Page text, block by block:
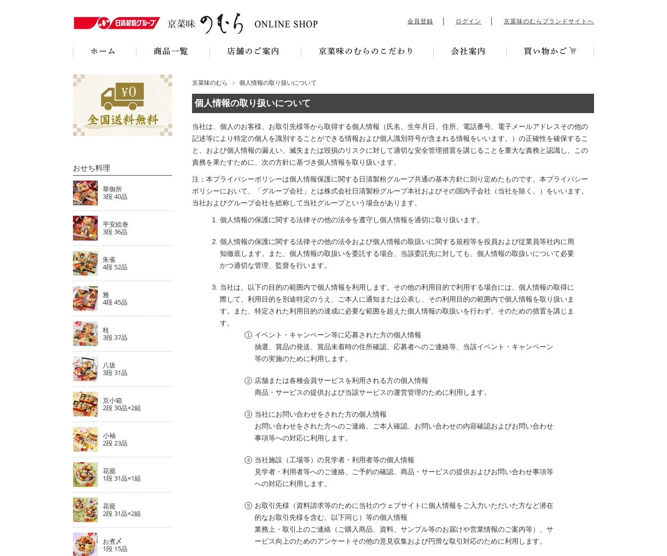
会員登録 ログイン 京菜味のむらブランドサイトへ
京菜味のむら 個人情報の取り扱いについて
個人情報の取り扱いについて
当社は、個人のお客様、お取引先様等から取得する個人情報（氏名、生年月日、住所、電話番号、電子メールアドレスその他の
記述等により特定の個人を識別することができる情報および個人識別符号が含まれる情報をいいます。）の正確性を確保するこ
と、および個人情報の漏えい、滅失または毀損のリスクに対して適切な安全管理措置を講じることを重大な責務と認識し、この
責務を果たすために、次の方針に基づき個人情報を取り扱います。
注：本プライバシーポリシーは個人情報保護に関する日清製粉グループ共通の基本方針に則り定めたものです。本プライバシー
ポリシーにおいて、「グループ会社」とは株式会社日清製粉グループ本社およびその国内子会社（当社を除く。）をいいます。
当社およびグループ会社を総称して当社グループという場合があります。
個人情報の保護に関する法律その他の法令を遵守し個人情報を適切に取り扱います。
個人情報の保護に関する法律その他の法令および個人情報の取扱いに関する規程等を役員および従業員等社内に周
知徹底します。また、個人情報の取扱いを委託する場合、当該委託先に対しても、個人情報の取扱いについて必要
かつ適切な管理、監督を行います。
当社は、以下の目的の範囲内で個人情報を利用します。その他の利用目的で利用する場合には、個人情報の取得に
際して、利用目的を別途特定のうえ、ご本人に通知または公表し、その利用目的の範囲内で個人情報を取り扱いま
す。また、特定された利用目的の達成に必要な範囲を超えた個人情報の取扱いを行わず、そのための措置を講じま
す。
イベント・キャンペーン等に応募された方の個人情報
抽選、賞品の発送、賞品未着時の住所確認、応募者へのご連絡等、当該イベント・キャンペーン
等の実施のために利用します。
店舗または各種会員サービスを利用される方の個人情報
商品・サービスの提供および当該サービスの運営管理のために利用します。
当社にお問い合わせをされた方の個人情報
お問い合わせをされた方へのご連絡、ご本人確認、お問い合わせの内容確認およびお問い合わせ
事項等への対応に利用します。
当社施設（工場等）の見学者・利用者等の個人情報
見学者・利用者等へのご連絡、ご予約の確認、商品・サービスの提供およびお問い合わせ事項等
への対応に利用します。
お取引先様（資料請求等のために当社のウェブサイトに個人情報をご入力いただいた方など潜在
的なお取引先様を含む。以下同じ）等の個人情報
業務上・取引上のご連絡（ご購入商品、資料、サンプル等のお届けや営業情報のご案内等）、サ
ービス向上のためのアンケートその他の意見収集および円滑な取引対応のために利用します。
おせち料理
華御所
3段 40品
平安絵巻
3段 36品
朱雀
4段 52品
雅
4段 45品
桂
3段 37品
八坂
3段 31品
京小箱
2段 30品×2組
小袖
2段 23品
花籠
1段 31品×1組
花籠
2段 31品×2組
お煮〆
1段 15品